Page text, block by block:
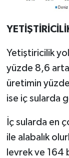
Yetiştiricilik
yüzde 8,6
üretimin
ise iç sularda
İç sularda en
ile alabalık
levrek ve 164